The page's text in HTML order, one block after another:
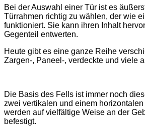
Bei der Auswahl einer Tür ist es
Türrahmen richtig zu wählen, der wie
funktioniert. Sie kann ihren Inhalt
Gegenteil entwerten.
Heute gibt es eine ganze Reihe
Zargen-, Paneel-, verdeckte und viele
Die Basis des Fells ist immer noch
zwei vertikalen und einem
werden auf vielfältige Weise an der
befestigt.